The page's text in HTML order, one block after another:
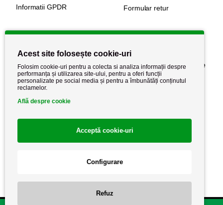
Informatii GPDR
Formular retur
Despre noi
Stiri si noutati
Politica de confidențialitate
Politica de retur
Acest site folosește cookie-uri
Folosim cookie-uri pentru a colecta si analiza informații despre
performanța și utilizarea site-ului, pentru a oferi funcții
personalizate pe social media și pentru a îmbunătăți conținutul
reclamelor.
Află despre cookie
Acceptă cookie-uri
Configurare
Refuz